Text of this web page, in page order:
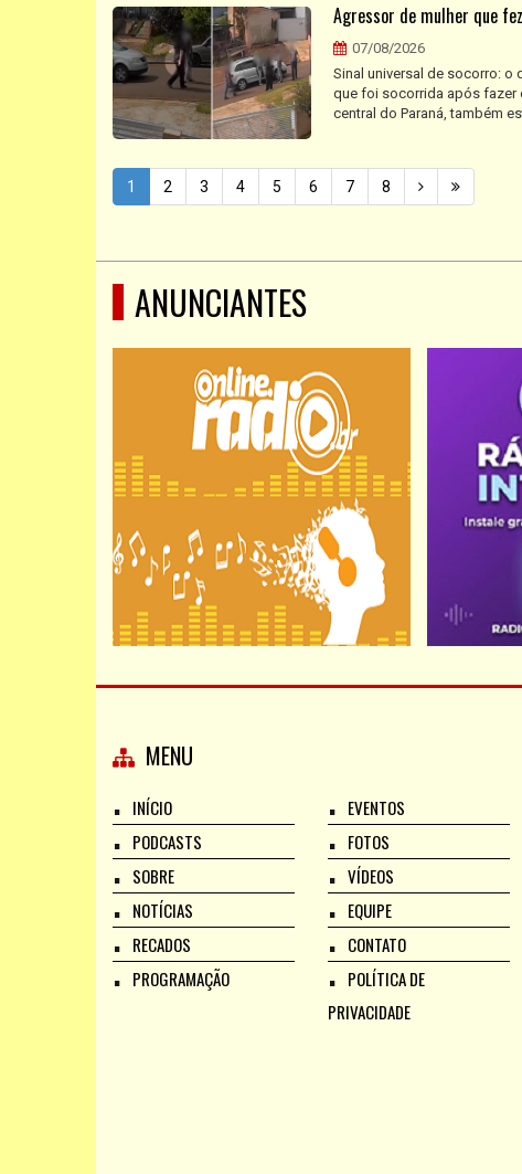
Agressor de mulher que
07/08/2026
Sinal universal de socorro: o
que foi socorrida após fazer
central do Paraná, também
1 2 3 4 5 6 7 8
ANUNCIANTES
MENU
INÍCIO
PODCASTS
SOBRE
NOTÍCIAS
RECADOS
PROGRAMAÇÃO
EVENTOS
FOTOS
VÍDEOS
EQUIPE
CONTATO
POLÍTICA DE
PRIVACIDADE